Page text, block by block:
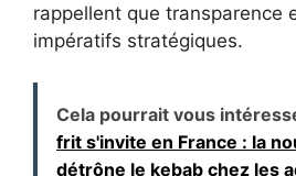
rappellent que transparence
impératifs stratégiques.
Cela pourrait vous
frit s'invite en France : la
détrône le kebab chez les